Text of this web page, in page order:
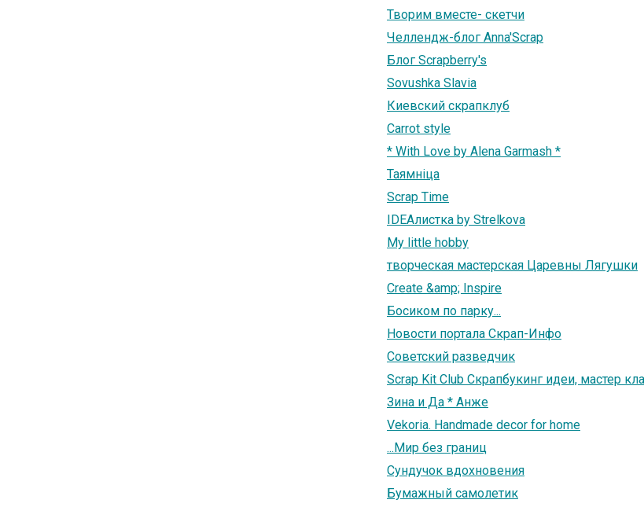
Творим вместе- скетчи
Челлендж-блог Anna'Scrap
Блог Scrapberry's
Sovushka Slavia
Киевский скрапклуб
Carrot style
* With Love by Alena Garmash *
Таямнiца
Scrap Тime
IDEAлистка by Strelkova
My little hobby
творческая мастерская Царевны Лягушки
Create &amp; Inspire
Босиком по парку...
Новости портала Скрап-Инфо
Советский разведчик
Scrap Kit Club Скрапбукинг идеи, мастер
Зина и Да * Анже
Vekoria. Handmade decor for home
...Мир без границ
Сундучок вдохновения
Бумажный самолетик